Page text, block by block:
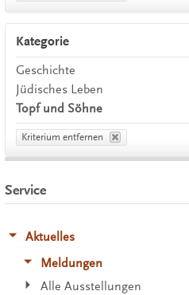
Kategorie
Geschichte
Jüdisches Leben
Topf und Söhne
Kriterium entfernen
Service
Aktuelles
Meldungen
Alle Ausstellungen